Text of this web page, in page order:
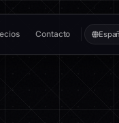
Contacto